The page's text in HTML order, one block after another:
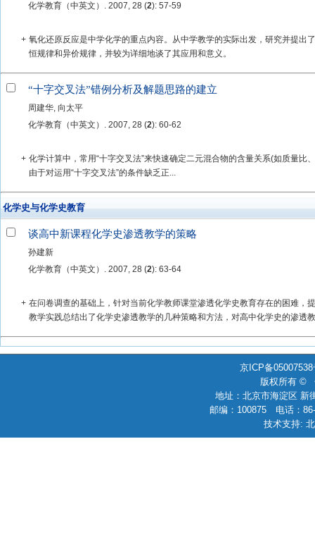
化学教育（中英文）. 2007, 28 (2): 57-59
+ 氧化还原反应是中学化学的重点内容。从中学教学的实际出发，研究并提出
恒规律和异价规律，并较为详细地谈了其应用和意义。
“十字交叉法”错例分析及解题思路的建立
周建华, 向太平
化学教育（中英文）. 2007, 28 (2): 60-62
+ 化学计算中，常用“十字交叉法”来快速确定二元混合物的含量关系(如质量比
由于对运用“十字交叉法”的条件缺乏正...
化学史与化学史教育
谈高中新课程化学史渗透教学的策略
孙建新
化学教育（中英文）. 2007, 28 (2): 63-64
+ 在问卷调查的基础上，针对当前化学教师课堂渗透化学史教育存在的困难，
教学实践总结出了化学史渗透教学的几种策略和方法，对高中化学史的渗透
京ICP备
版权所有 ©
地址：北京市海淀区 新
邮编：100875 电话：
技术支持: